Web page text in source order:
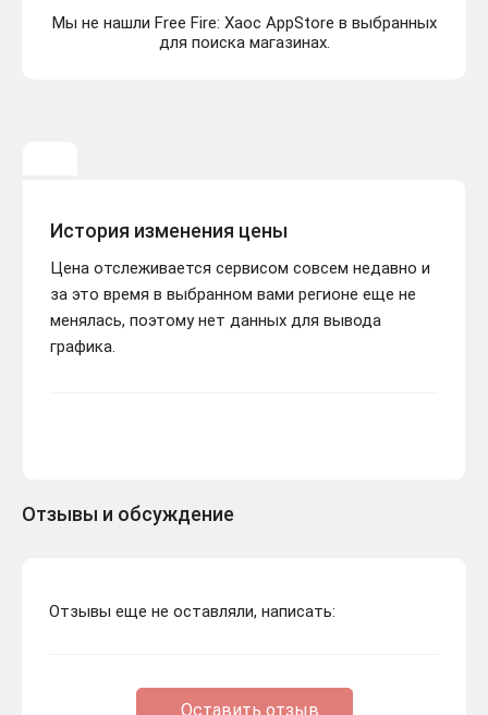
Мы не нашли Free Fire: Хаос AppStore в выбранных
для поиска магазинах.
История изменения цены
Цена отслеживается сервисом совсем недавно и
за это время в выбранном вами регионе еще не
менялась, поэтому нет данных для вывода
графика.
Отзывы и обсуждение
Отзывы еще не оставляли, написать:
Оставить отзыв